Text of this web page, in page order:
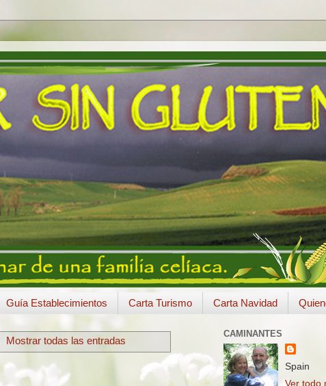
Guía Establecimientos Carta Turismo Carta Navidad
Mostrar todas las entradas
CAMINANTES
Spain
Ver todo